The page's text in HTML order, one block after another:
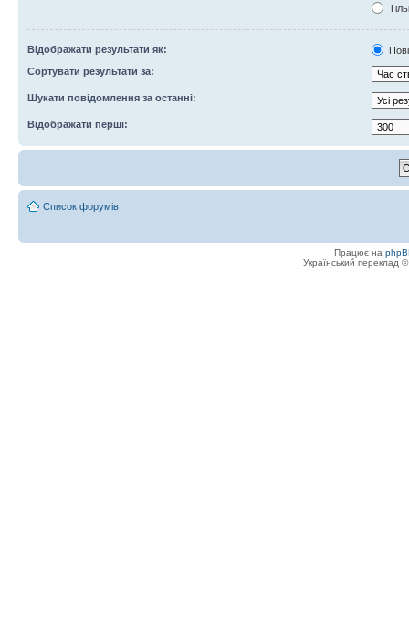
Відображати результати як:
Сортувати результати за:
Шукати повідомлення за останні:
Відображати перші:
Список форумів
Працює на
Український переклад